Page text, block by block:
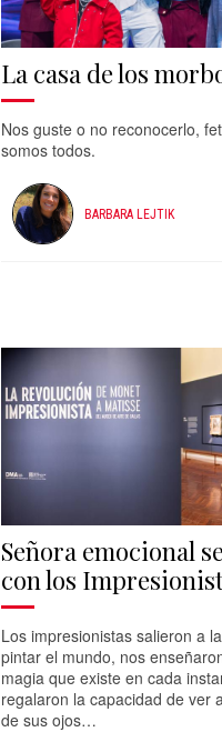
La casa de los
Nos guste o no reconocerlo,
somos todos.
BARBARA LEJTIK
Señora emocional
con los
Los impresionistas salieron a
pintar el mundo, nos
magia que existe en cada
regalaron la capacidad de ver
de sus ojos…